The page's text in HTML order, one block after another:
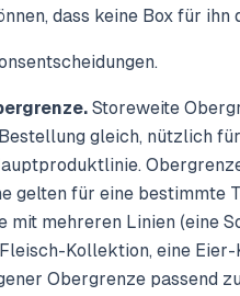
dass keine Box für ihn
Storeweite
gleich, nützlich
gelten für eine bestimmte
mit mehreren Linien (eine
Kollektion, eine
Obergrenze passend